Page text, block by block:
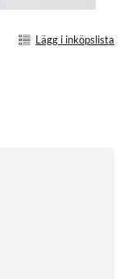
Lägg i inköpslista